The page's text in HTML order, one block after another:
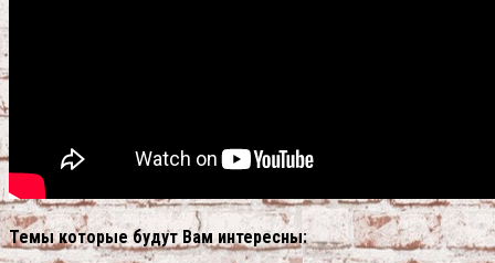
Темы которые будут Вам интересны: